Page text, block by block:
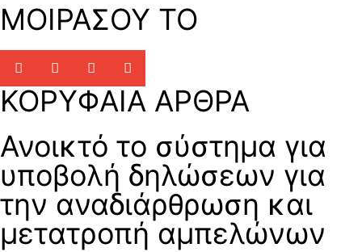
ΜΟΙΡΑΣΟΥ ΤΟ
ΚΟΡΥΦΑΙΑ ΑΡΘΡΑ
Ανοικτό το σύστημα για
υποβολή δηλώσεων για
την αναδιάρθρωση και
μετατροπή αμπελώνων